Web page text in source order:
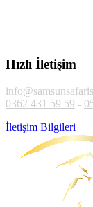
Hızlı İletişim
0362 431 59 59 -
İletişim Bilgileri